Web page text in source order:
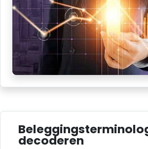
decoderen